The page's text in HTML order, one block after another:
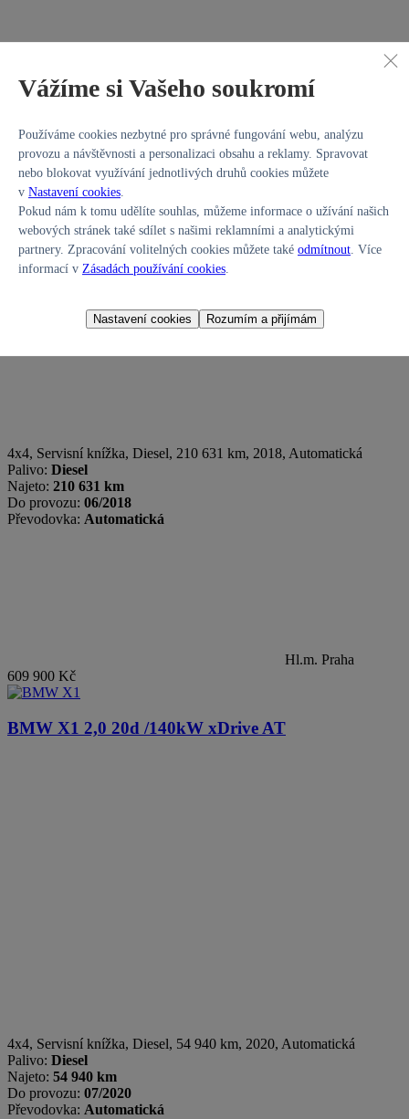
599 900 Kč 495 785 Kč bez DPH
BMW 5403,0 540d/235kW xDrive Luxury AT
4x4, Servisní knížka, Diesel, 210 631 km, 2018, Automatická
Palivo: Diesel
Najeto: 210 631 km
Do provozu: 06/2018
Převodovka: Automatická
Hl.m. Praha
609 900 Kč
BMW X1 2,0 20d /140kW xDrive AT
4x4, Servisní knížka, Diesel, 54 940 km, 2020, Automatická
Palivo: Diesel
Najeto: 54 940 km
Do provozu: 07/2020
Převodovka: Automatická
Vážíme si Vašeho soukromí
Používáme cookies nezbytné pro správné fungování webu, analýzu
provozu a návštěvnosti a personalizaci obsahu a reklamy. Spravovat
nebo blokovat využívání jednotlivých druhů cookies můžete
v Nastavení cookies
Pokud nám k tomu udělíte souhlas, můžeme informace o užívání našich
webových stránek také sdílet s našimi reklamními a analytickými
partnery. Zpracování volitelných cookies můžete také odmítnout . Více
informací v Zásadách používání cookies
Nastavení cookies Rozumím a přijímám